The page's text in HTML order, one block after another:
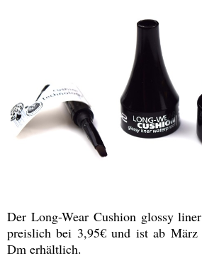
Der Long-Wear Cushion glossy
preislich bei 3,95€ und ist ab
Dm erhältlich.